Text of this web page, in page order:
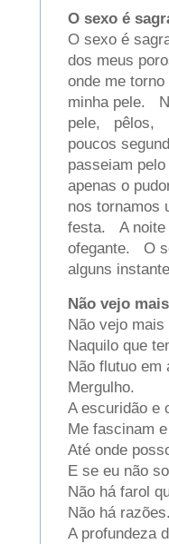
O sexo é
O sexo é
dos meus
onde me
minha pele.
pele, pêlos,
poucos
passeiam
apenas o
nos
festa. A noite
ofegante. O
alguns
Não vejo
Não vejo mais
Naquilo que
Não flutuo em
Mergulho.
A escuridão e
Me fascinam
Até onde
E se eu não
Não há farol
Não há razões.
A profundeza